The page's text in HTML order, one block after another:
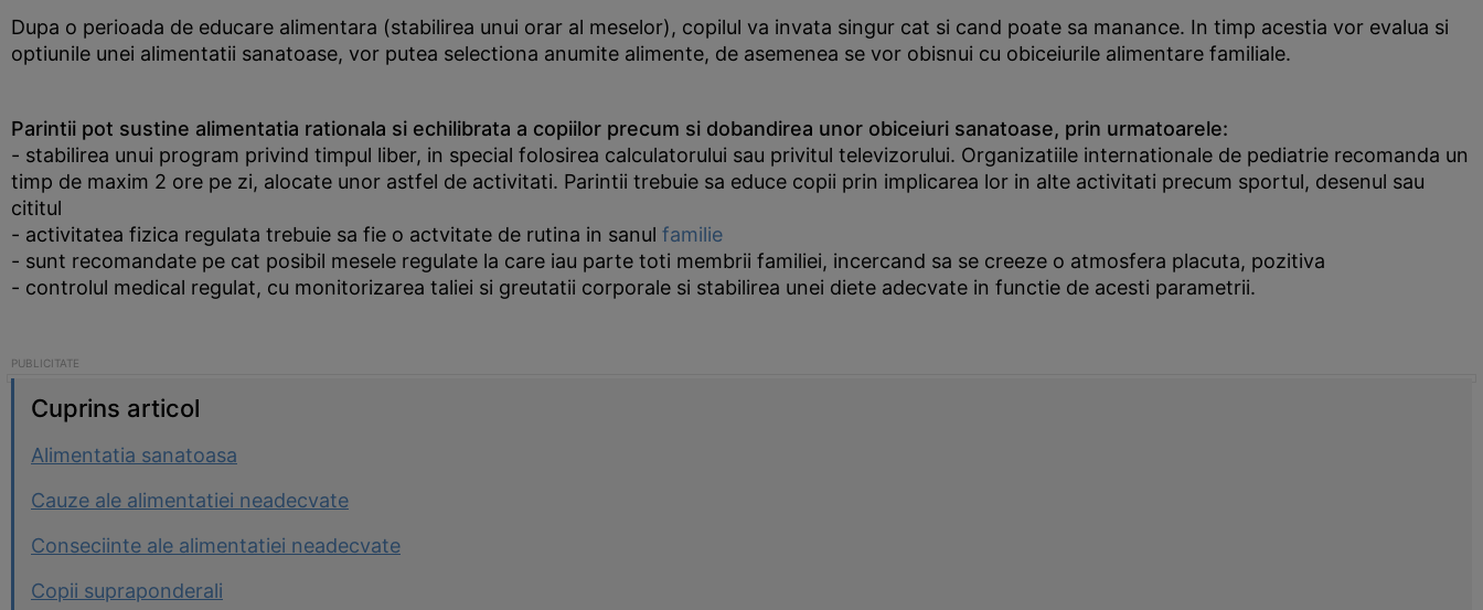
Dupa o perioada de educare alimentara (stabilirea unui orar al meselor), copilul va invata singur cat si cand poate sa manance. In timp acestia vor evalua si
optiunile unei alimentatii sanatoase, vor putea selectiona anumite alimente, de asemenea se vor obisnui cu obiceiurile alimentare familiale.
Parintii pot sustine alimentatia rationala si echilibrata a copiilor precum si dobandirea unor obiceiuri sanatoase, prin urmatoarele:
- stabilirea unui program privind timpul liber, in special folosirea calculatorului sau privitul televizorului. Organizatiile internationale de pediatrie recomanda un
timp de maxim 2 ore pe zi, alocate unor astfel de activitati. Parintii trebuie sa educe copii prin implicarea lor in alte activitati precum sportul, desenul sau
cititul
- activitatea fizica regulata trebuie sa fie o actvitate de rutina in sanul familie
- sunt recomandate pe cat posibil mesele regulate la care iau parte toti membrii familiei, incercand sa se creeze o atmosfera placuta, pozitiva
- controlul medical regulat, cu monitorizarea taliei si greutatii corporale si stabilirea unei diete adecvate in functie de acesti parametrii.
Cuprins articol
Alimentatia sanatoasa
Cauze ale alimentatiei neadecvate
Conseciinte ale alimentatiei neadecvate
Copii supraponderali